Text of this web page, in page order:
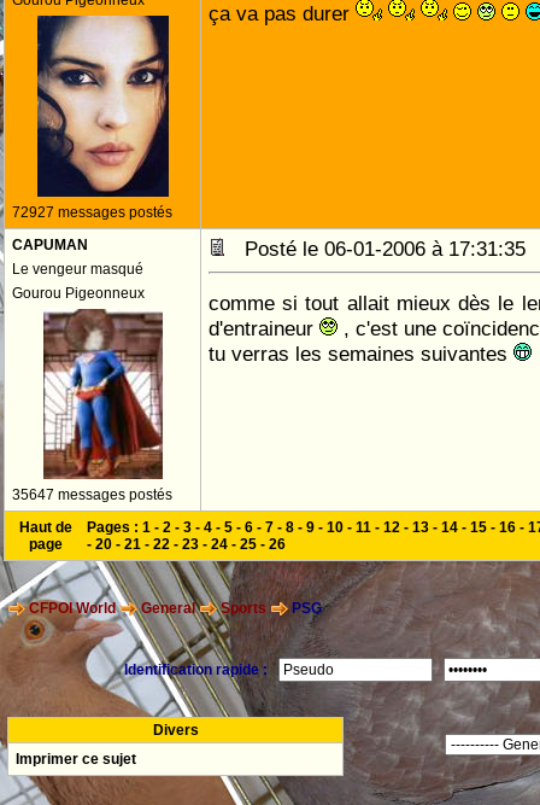
72927 messages postés
ça va pas durer
CAPUMAN
Le vengeur masqué
Gourou Pigeonneux
35647 messages postés
Posté le 06-01-2006 à
comme si tout allait mieux dès le
d'entraineur
, c'est une
tu verras les semaines suivantes
Haut de
page
Pages : 1 - 2 - 3 - 4 - 5 - 6 - 7 - 8 - 9 - 10 - 11 - 12 - 13 - 14 - 15 - 16 -
- 20 - 21 - 22 - 23 - 24 - 25 - 26
CFPOI World General Sports PSG
Identification rapide :
Divers
Imprimer ce sujet